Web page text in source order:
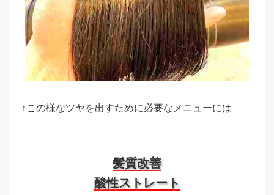
↑この様なツヤを出すために必要なメニューには
髪質改善
酸性ストレート